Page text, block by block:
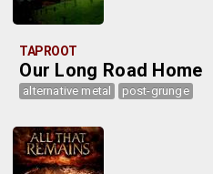
TAPROOT
Our Long Road Home
alternative metal post-grunge